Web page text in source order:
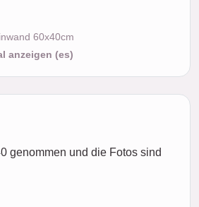
60x40cm
anzeigen (es)
genommen und die Fotos sind